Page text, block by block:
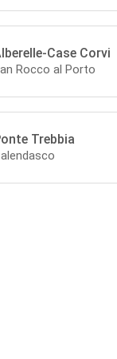
Case Corvi
Rocco al Porto
Trebbia